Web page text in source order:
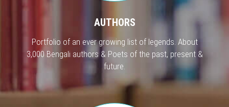
AUTHORS
Portfolio of an ever growing list of legends. About
3,000 Bengali authors & Poets of the past, present &
future.